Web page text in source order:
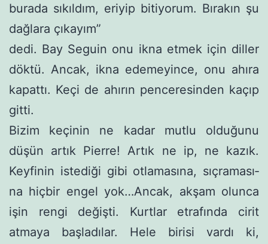
burada sıkıldım, eriyip bitiyorum. Bırakın şu
dağlara çıkayım”
dedi. Bay Seguin onu ikna etmek için diller
döktü. Ancak, ikna edemeyince, onu ahıra
kapattı. Keçi de ahırın penceresinden kaçıp
gitti.
Bizim keçinin ne kadar mutlu olduğunu
düşün artık Pierre! Artık ne ip, ne kazık.
Keyfinin istediği gibi otlamasına, sıçraması­
na hiçbir engel yok…Ancak, akşam olunca
işin rengi değişti. Kurt­lar etrafında cirit
atmaya başladılar. Hele birisi vardı ki,